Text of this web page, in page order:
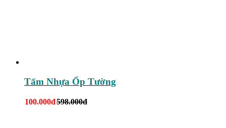
Tấm Nhựa Ốp Tường
100.000đ598.000đ